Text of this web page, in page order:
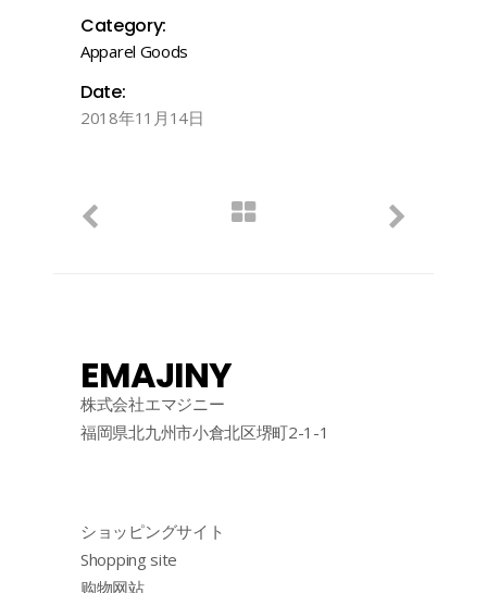
Category:
Apparel Goods
Date:
2018年11月14日
EMAJINY
株式会社エマジニー
福岡県北九州市小倉北区堺町2-1-1
ショッピングサイト
Shopping site
购物网站